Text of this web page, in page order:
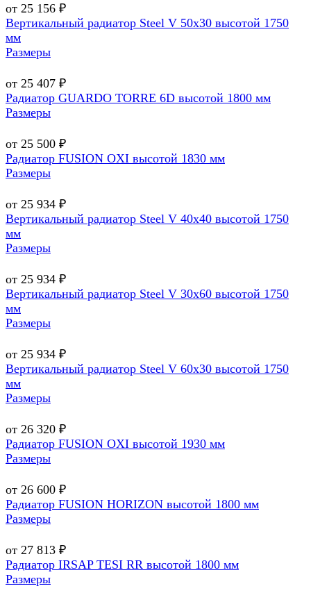
от 25 156 ₽
Вертикальный радиатор Steel V 50х30 высотой 1750
мм
Размеры
от 25 407 ₽
Радиатор GUARDO TORRE 6D высотой 1800 мм
Размеры
от 25 500 ₽
Радиатор FUSION OXI высотой 1830 мм
Размеры
от 25 934 ₽
Вертикальный радиатор Steel V 40х40 высотой 1750
мм
Размеры
от 25 934 ₽
Вертикальный радиатор Steel V 30х60 высотой 1750
мм
Размеры
от 25 934 ₽
Вертикальный радиатор Steel V 60х30 высотой 1750
мм
Размеры
от 26 320 ₽
Радиатор FUSION OXI высотой 1930 мм
Размеры
от 26 600 ₽
Радиатор FUSION HORIZON высотой 1800 мм
Размеры
от 27 813 ₽
Радиатор IRSAP TESI RR высотой 1800 мм
Размеры